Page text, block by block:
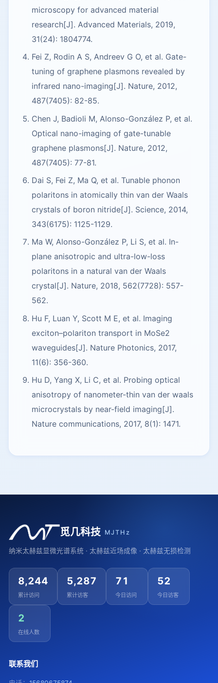
microscopy for advanced material
research[J]. Advanced Materials, 2019,
31(24): 1804774.
Fei Z, Rodin A S, Andreev G O, et al. Gate-
tuning of graphene plasmons revealed by
infrared nano-imaging[J]. Nature, 2012,
487(7405): 82-85.
Chen J, Badioli M, Alonso-González P, et al.
Optical nano-imaging of gate-tunable
graphene plasmons[J]. Nature, 2012,
487(7405): 77-81.
Dai S, Fei Z, Ma Q, et al. Tunable phonon
polaritons in atomically thin van der Waals
crystals of boron nitride[J]. Science, 2014,
343(6175): 1125-1129.
Ma W, Alonso-González P, Li S, et al. In-
plane anisotropic and ultra-low-loss
polaritons in a natural van der Waals
crystal[J]. Nature, 2018, 562(7728): 557-
562.
Hu F, Luan Y, Scott M E, et al. Imaging
exciton–polariton transport in MoSe2
waveguides[J]. Nature Photonics, 2017,
11(6): 356-360.
Hu D, Yang X, Li C, et al. Probing optical
anisotropy of nanometer-thin van der waals
microcrystals by near-field imaging[J].
Nature communications, 2017, 8(1): 1471.
觅几科技 MJTHz
纳米太赫兹显微光谱系统 · 太赫兹近场成像 · 太赫兹无损检测
8,244
累计访问
5,287
累计访客
71
今日访问
52
今日访客
2
在线人数
联系我们